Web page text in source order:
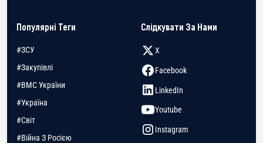
Популярні Теги
#ЗСУ
#Закупівлі
#ВМС України
#Україна
#Світ
#Війна З Росією
Слідкувати За Нами
X
Facebook
LinkedIn
Youtube
Instagram